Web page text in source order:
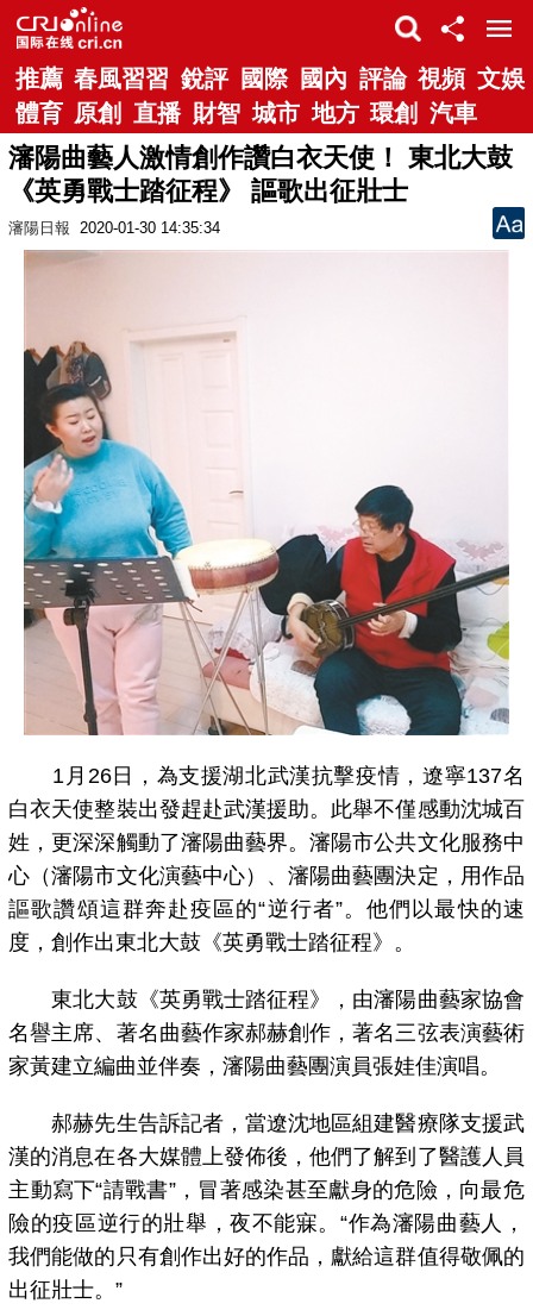
推薦 春風習習 銳評 國際 國內 評論 視頻 文娛
體育 原創 直播 財智 城市 地方 環創 汽車
瀋陽曲藝人激情創作讚白衣天使！ 東北大鼓
《英勇戰士踏征程》 謳歌出征壯士
瀋陽日報 2020-01-30 14:35:34
1月26日，為支援湖北武漢抗擊疫情，遼寧137名
白衣天使整裝出發趕赴武漢援助。此舉不僅感動沈城百
姓，更深深觸動了瀋陽曲藝界。瀋陽市公共文化服務中
心（瀋陽市文化演藝中心）、瀋陽曲藝團決定，用作品
謳歌讚頌這群奔赴疫區的“逆行者”。他們以最快的速
度，創作出東北大鼓《英勇戰士踏征程》。
東北大鼓《英勇戰士踏征程》，由瀋陽曲藝家協會
名譽主席、著名曲藝作家郝赫創作，著名三弦表演藝術
家黃建立編曲並伴奏，瀋陽曲藝團演員張娃佳演唱。
郝赫先生告訴記者，當遼沈地區組建醫療隊支援武
漢的消息在各大媒體上發佈後，他們了解到了醫護人員
主動寫下“請戰書”，冒著感染甚至獻身的危險，向最危
險的疫區逆行的壯舉，夜不能寐。“作為瀋陽曲藝人，
我們能做的只有創作出好的作品，獻給這群值得敬佩的
出征壯士。”